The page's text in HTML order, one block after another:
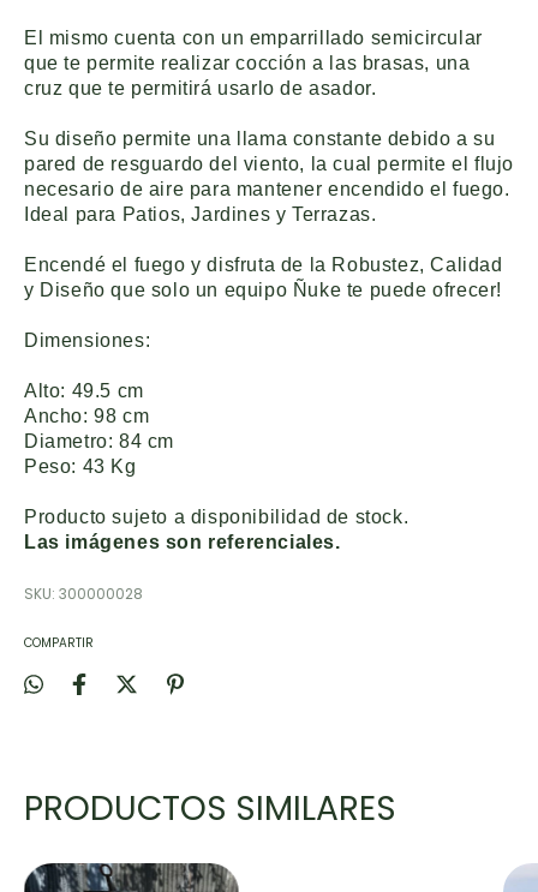
El mismo cuenta con un emparrillado semicircular
que te permite realizar cocción a las brasas, una
cruz que te permitirá usarlo de asador.
Su diseño permite una llama constante debido a su
pared de resguardo del viento, la cual permite el flujo
necesario de aire para mantener encendido el fuego.
Ideal para Patios, Jardines y Terrazas.
Encendé el fuego y disfruta de la Robustez, Calidad
y Diseño que solo un equipo Ñuke te puede ofrecer!
Dimensiones:
Alto: 49.5 cm
Ancho: 98 cm
Diametro: 84 cm
Peso: 43 Kg
Producto sujeto a disponibilidad de stock.
Las imágenes son referenciales.
SKU: 300000028
COMPARTIR
PRODUCTOS SIMILARES